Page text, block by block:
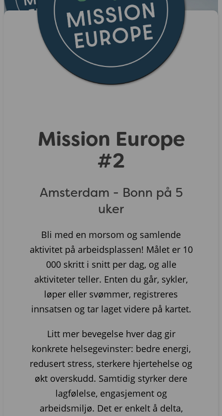
Mission Europe
#2
Amsterdam - Bonn på 5
uker
Bli med en morsom og samlende
aktivitet på arbeidsplassen! Målet er 10
000 skritt i snitt per dag, og alle
aktiviteter teller. Enten du går, sykler,
løper eller svømmer, registreres
innsatsen og tar laget videre på kartet.
Litt mer bevegelse hver dag gir
konkrete helsegevinster: bedre energi,
redusert stress, sterkere hjertehelse og
økt overskudd. Samtidig styrker dere
lagfølelse, engasjement og
arbeidsmiljø. Det er enkelt å delta,